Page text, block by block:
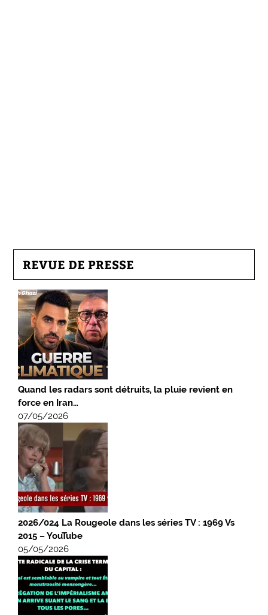
REVUE DE PRESSE
Quand les radars sont détruits, la pluie revient en
force en Iran…
07/05/2026
2026/024 La Rougeole dans les séries TV : 1969 Vs
2015 – YouTube
05/05/2026